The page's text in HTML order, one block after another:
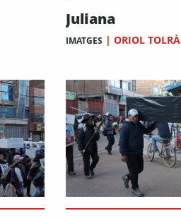
Juliana
IMATGES | ORIOL TOLRÀ